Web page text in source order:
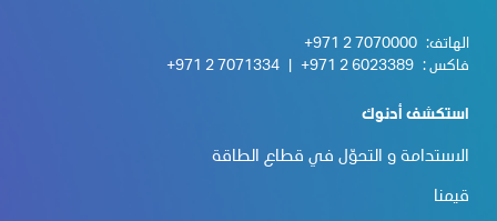
الهاتف: +971 2 7070000
فاكس : +971 2 6023389
+971 2 7071334
استكشف أدنوك
الاستدامة و التحوّل في قطاع الطاقة
قيمنا